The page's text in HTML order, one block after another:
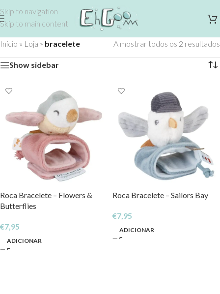
Skip to navigation
Skip to main content
Início » Loja » bracelete A mostrar todos os 2 resultados
Show sidebar
Roca Bracelete – Flowers &
Butterflies
€7,95
ADICIONAR
Roca Bracelete – Sailors Bay
€7,95
ADICIONAR